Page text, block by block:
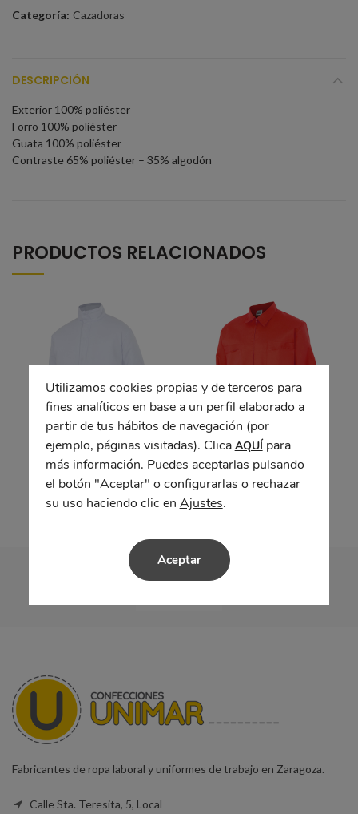
Categoría: Cazadoras
DESCRIPCIÓN
Exterior 100% poliéster
Forro 100% poliéster
Guata 100% poliéster
Contraste 65% poliéster – 35% algodón
PRODUCTOS RELACIONADOS
Cazadora ambientes
fríos
Cazadora
Fabricantes de ropa laboral y uniformes de trabajo en Zaragoza.
Calle Sta. Teresita, 5, Local
Utilizamos cookies propias y de terceros para
fines analíticos en base a un perfil elaborado a
partir de tus hábitos de navegación (por
ejemplo, páginas visitadas). Clica AQUÍpara
más información. Puedes aceptarlas pulsando
el botón "Aceptar" o configurarlas o rechazar
su uso haciendo clic en Ajustes.
Aceptar